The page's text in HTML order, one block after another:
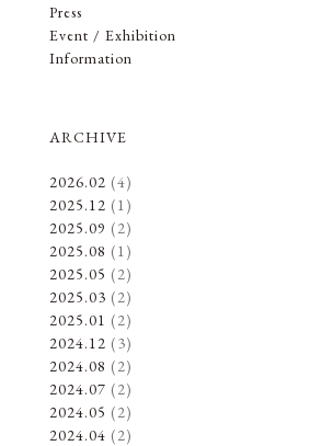
Press
Event / Exhibition
Information
ARCHIVE
2026.02 (4)
2025.12 (1)
2025.09 (2)
2025.08 (1)
2025.05 (2)
2025.03 (2)
2025.01 (2)
2024.12 (3)
2024.08 (2)
2024.07 (2)
2024.05 (2)
2024.04 (2)